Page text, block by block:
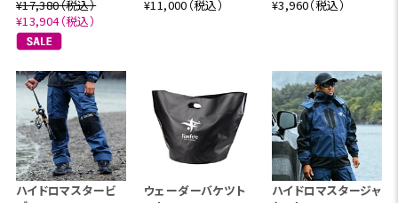
¥17,380（税込）
¥13,904（税込）
¥11,000（税込）
¥3,960（税込）
ハイドロマスタービ
ウェーダーバケツト
ハイドロマスタージャ